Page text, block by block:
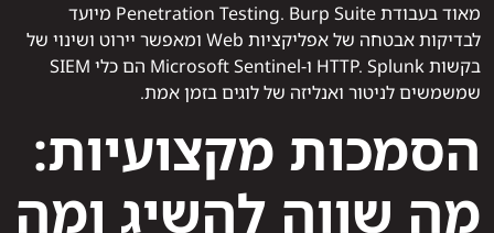
מאוד בעבודת Penetration Testing. Burp Suite מיועד
לבדיקות אבטחה של אפליקציות Web ומאפשר יירוט ושינוי של
בקשות HTTP. Splunk ו-Microsoft Sentinel הם כלי SIEM
שמשמשים לניטור ואנליזה של לוגים בזמן אמת.
הסמכות מקצועיות:
מה שווה להשיג ומה